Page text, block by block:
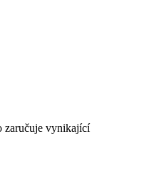
zaručuje vynikající